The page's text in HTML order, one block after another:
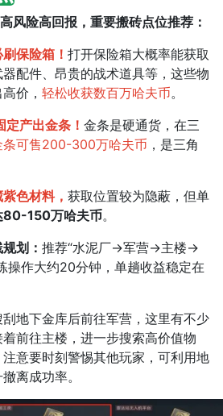
风险高回报​，重要搬砖点位推荐：
保险箱！ 打开保险箱大概率能获取
配件、昂贵的战术道具等，这些物
价， 轻松收获数百万哈夫币。​
产出金条！ 金条是硬通货，在三
条可售200-300万哈夫币 ，是三角
色材料， 获取位置较为隐蔽，但单
80-150万哈夫币。​
划​： 推荐“水泥厂→军营→主楼→
操作大约20分钟，单趟收益稳定在
下金库后前往军营，这里有不少
前往主楼，进一步搜索高价值物
意要时刻警惕其他玩家，可利用地
离成功率。​